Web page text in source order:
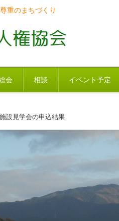
重のまちづくり
会 相談 イベント予定
設見学会の申込結果